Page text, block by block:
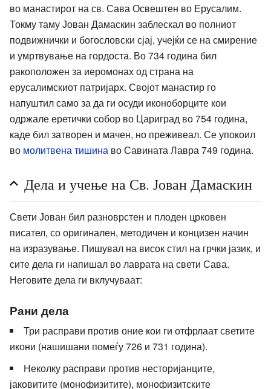
во манастирот на св. Сава Освештен во Ерусалим.
Токму таму Јован Дамаскин заблескал во полниот
подвижнички и богословски сјај, учејќи се на смирение
и умртвување на гордоста. Во 734 година бил
ракоположен за иеромонах од страна на
ерусалимскиот патријарх. Својот манастир го
напуштил само за да ги осуди иконоборците кои
одржале еретички собор во Цариград во 754 година,
каде бил затворен и мачен, но преживеал. Се упокоил
во молитвена тишина во Савината Лавра 749 година.
Дела и учење на Св. Јован Дамаскин
Свети Јован бил разноврстен и плоден црковен
писател, со оригинален, методичен и концизен начин
на изразување. Пишувал на висок стил на грчки јазик, и
сите дела ги напишал во лаврата на свети Сава.
Неговите дела ги вклучуваат:
Рани дела
Три расправи против оние кои ги отфрлаат светите
икони (нашишани помеѓу 726 и 731 година).
Неколку расправи против несторијанците,
јаковитите (монофизитите), монофизитските